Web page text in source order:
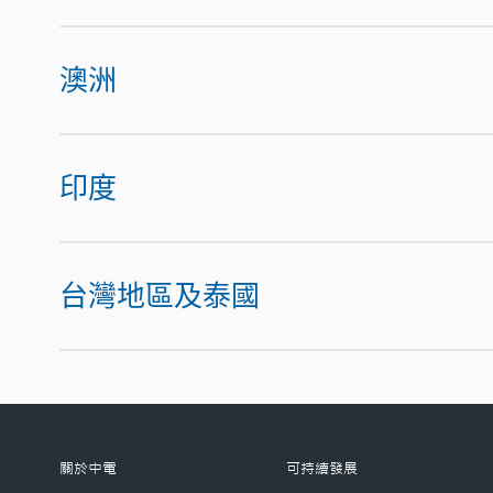
澳洲
印度
台灣地區及泰國
關於中電 可持續發展